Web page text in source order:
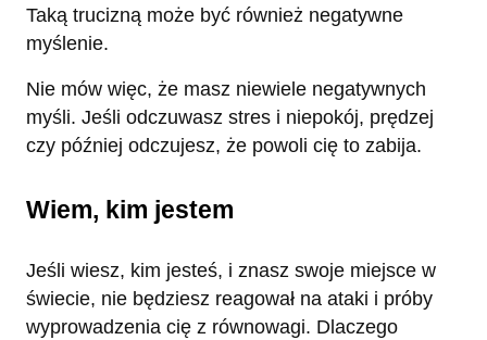
Taką trucizną może być również negatywne
myślenie.
Nie mów więc, że masz niewiele negatywnych
myśli. Jeśli odczuwasz stres i niepokój, prędzej
czy później odczujesz, że powoli cię to zabija.
Wiem, kim jestem
Jeśli wiesz, kim jesteś, i znasz swoje miejsce w
świecie, nie będziesz reagował na ataki i próby
wyprowadzenia cię z równowagi. Dlaczego